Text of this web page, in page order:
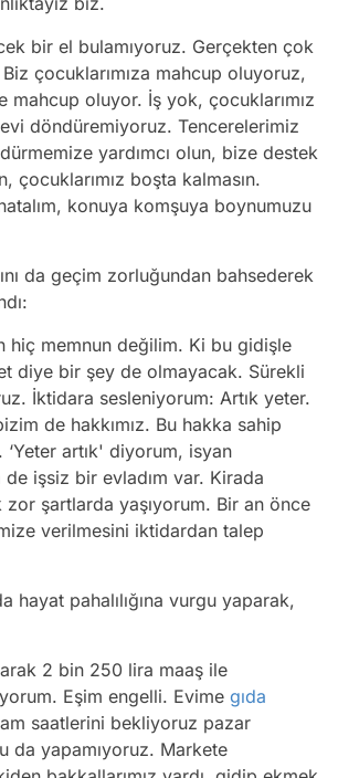
bir el bulamıyoruz. Gerçekten çok
çocuklarımıza mahcup oluyoruz,
mahcup oluyor. İş yok, çocuklarımız
döndüremiyoruz. Tencerelerimiz
yardımcı olun, bize destek
çocuklarımız boşta kalmasın.
konuya komşuya boynumuzu
da geçim zorluğundan bahsederek
hiç memnun değilim. Ki bu gidişle
diye bir şey de olmayacak. Sürekli
İktidara sesleniyorum: Artık yeter.
de hakkımız. Bu hakka sahip
‘Yeter artık' diyorum, isyan
işsiz bir evladım var. Kirada
şartlarda yaşıyorum. Bir an önce
verilmesini iktidardan talep
hayat pahalılığına vurgu yaparak,
2 bin 250 lira maaş ile
Eşim engelli. Evime gıda
saatlerini bekliyoruz pazar
da yapamıyoruz. Markete